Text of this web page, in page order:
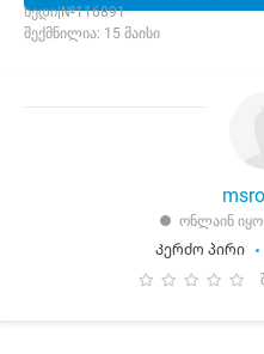
ხედი|№116891
შექმნილია: 15 მაისი
ონლაინ იყო
Კერძო პირი